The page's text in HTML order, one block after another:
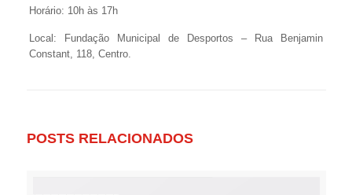
Horário: 10h às 17h
Local: Fundação Municipal de Desportos – Rua Benjamin
Constant, 118, Centro.
POSTS RELACIONADOS